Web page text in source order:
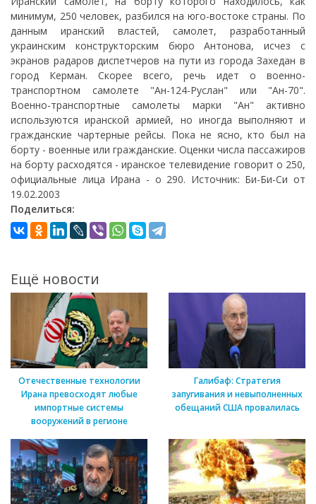
минимум, 250 человек, разбился на юго-востоке страны. По
данным иранский властей, самолет, разработанный
украинским конструкторским бюро Антонова, исчез с
экранов радаров диспетчеров на пути из города Захедан в
город Керман. Скорее всего, речь идет о военно-
транспортном самолете "Ан-124-Руслан" или "Ан-70".
Военно-транспортные самолеты марки "Ан" активно
используются иранской армией, но иногда выполняют и
гражданские чартерные рейсы. Пока не ясно, кто был на
борту - военные или гражданские. Оценки числа пассажиров
на борту расходятся - иранское телевидение говорит о 250,
официальные лица Ирана - о 290. Источник: Би-Би-Си от
19.02.2003
Поделиться:
Ещё новости
Отечественные технологии
Ирана превосходят любые
импортные системы
вооружений в регионе
Галибаф: Стратегия
запугивания и невыполненных
обещаний США провалилась